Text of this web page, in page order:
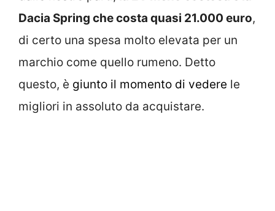
Dacia Spring che costa quasi 21.000 euro,
di certo una spesa molto elevata per un
marchio come quello rumeno. Detto
questo, è giunto il momento di vedere le
migliori in assoluto da acquistare.